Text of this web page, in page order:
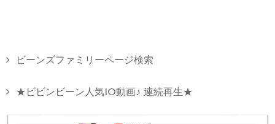
ビーンズファミリーページ検索
★ビビンビーン人気10動画♪ 連続再生★